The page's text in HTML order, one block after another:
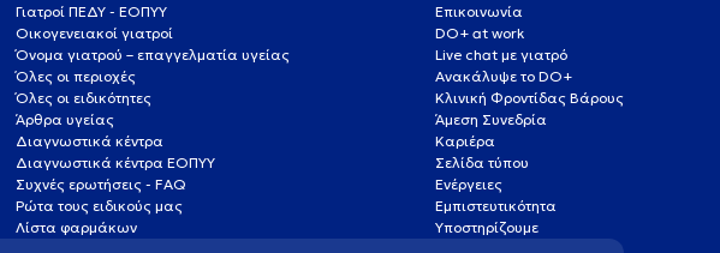
Γιατροί ΠΕΔΥ - ΕΟΠΥΥ
Οικογενειακοί γιατροί
Όνομα γιατρού – επαγγελματία υγείας
Όλες οι περιοχές
Όλες οι ειδικότητες
Άρθρα υγείας
Διαγνωστικά κέντρα
Διαγνωστικά κέντρα ΕΟΠΥΥ
Συχνές ερωτήσεις - FAQ
Ρώτα τους ειδικούς μας
Λίστα φαρμάκων
Επικοινωνία
DO+ at work
Live chat με γιατρό
Ανακάλυψε το DO+
Κλινική Φροντίδας Βάρους
Άμεση Συνεδρία
Καριέρα
Σελίδα τύπου
Ενέργειες
Εμπιστευτικότητα
Υποστηρίζουμε